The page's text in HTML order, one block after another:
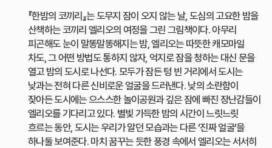
『한밤의 코끼리』는 도무지 잠이 오지 않는 날, 도심의 고요한 밤을
산책하는 코끼리 엘리오의 여정을 그린 그림책이다. 아무리
피곤해도 눈이 말똥말똥해지는 밤, 엘리오는 따뜻한 캐모마일
차도, 그 어떤 방법도 통하지 않자, 억지로 잠을 청하는 대신 문을
열고 밤의 도시로 나선다. 모두가 잠든 텅 빈 거리에서 도시는
낮과는 전혀 다른 신비로운 얼굴을 드러낸다. 낮의 소란함이
잦아든 도시에는 으스스한 놀이공원과 깊은 잠에 빠진 장난감들이
엘리오를 기다리고 있다. 별빛 가득한 밤의 시간이 느릿느릿
흐르는 동안, 도시는 우리가 알던 모습과는 다른 ‘진짜 얼굴’을
하나둘 보여준다. 마치 꿈꾸는 듯한 풍경 속에서 엘리오는 서서히